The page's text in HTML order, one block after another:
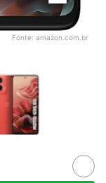
Fonte: amazon.com.br